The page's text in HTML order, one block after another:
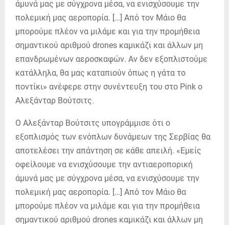
άμυνά μας με σύγχρονα μέσα, να ενισχύσουμε την
πολεμική μας αεροπορία. […] Από τον Μάιο θα
μπορούμε πλέον να μιλάμε και για την προμήθεια
σημαντικού αριθμού drones καμικάζι και άλλων μη
επανδρωμένων αεροσκαφών. Αν δεν εξοπλιστούμε
κατάλληλα, θα μας καταπιούν όπως η γάτα το
ποντίκι» ανέφερε στην συνέντευξη του στο Pink ο
Αλεξάνταρ Βούτσιτς.
Ο Αλεξάνταρ Βούτσιτς υπογράμμισε ότι ο
εξοπλισμός των ενόπλων δυνάμεων της Σερβίας θα
αποτελέσει την απάντηση σε κάθε απειλή. «Εμείς
οφείλουμε να ενισχύσουμε την αντιαεροπορική
άμυνά μας με σύγχρονα μέσα, να ενισχύσουμε την
πολεμική μας αεροπορία. […] Από τον Μάιο θα
μπορούμε πλέον να μιλάμε και για την προμήθεια
σημαντικού αριθμού drones καμικάζι και άλλων μη